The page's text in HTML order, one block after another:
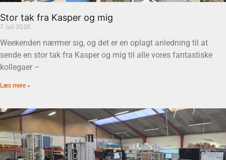
Stor tak fra Kasper og mig
7. juli 2026
Weekenden nærmer sig, og det er en oplagt anledning til at
sende en stor tak fra Kasper og mig til alle vores fantastiske
kollegaer –
Læs mere »